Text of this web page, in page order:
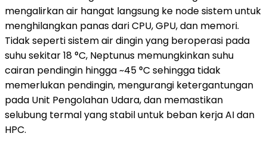
mengalirkan air hangat langsung ke node sistem untuk
menghilangkan panas dari CPU, GPU, dan memori.
Tidak seperti sistem air dingin yang beroperasi pada
suhu sekitar 18 °C, Neptunus memungkinkan suhu
cairan pendingin hingga ~45 °C sehingga tidak
memerlukan pendingin, mengurangi ketergantungan
pada Unit Pengolahan Udara, dan memastikan
selubung termal yang stabil untuk beban kerja AI dan
HPC.